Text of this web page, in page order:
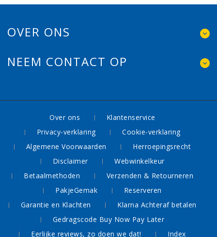
OVER ONS
NEEM CONTACT OP
Over ons
Klantenservice
Privacy-verklaring
Cookie-verklaring
Algemene Voorwaarden
Herroepingsrecht
Disclaimer
Webwinkelkeur
Betaalmethoden
Verzenden & Retourneren
PakjeGemak
Reserveren
Garantie en Klachten
Klarna Achteraf betalen
Gedragscode Buy Now Pay Later
Eerlijke reviews, zo doen we dat!
Index